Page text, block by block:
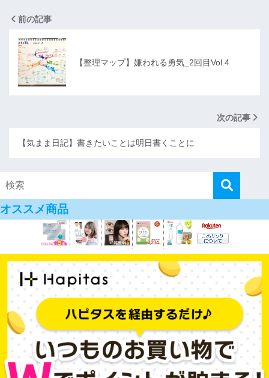
前の記事
【整理マップ】嫌われる勇気_2回目Vol.4
次の記事
【気まま日記】書きたいことは明日書くことに
オススメ商品